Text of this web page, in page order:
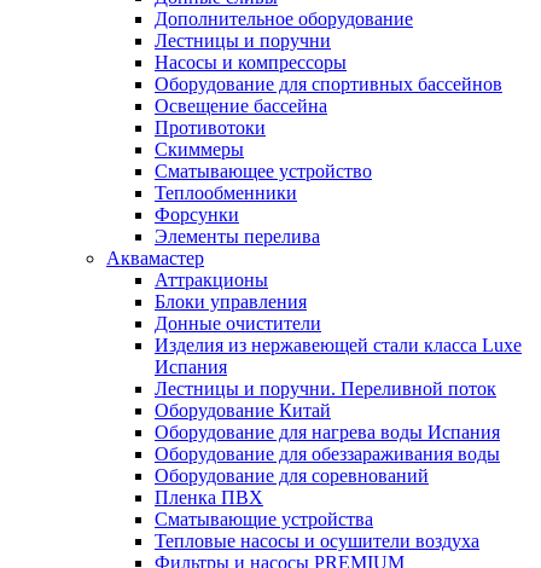
Дополнительное оборудование
Лестницы и поручни
Насосы и компрессоры
Оборудование для спортивных бассейнов
Освещение бассейна
Противотоки
Скиммеры
Сматывающее устройство
Теплообменники
Форсунки
Элементы перелива
Аквамастер
Аттракционы
Блоки управления
Донные очистители
Изделия из нержавеющей стали класса Luxe
Испания
Лестницы и поручни. Переливной поток
Оборудование Китай
Оборудование для нагрева воды Испания
Оборудование для обеззараживания воды
Оборудование для соревнований
Пленка ПВХ
Сматывающие устройства
Тепловые насосы и осушители воздуха
Фильтры и насосы PREMIUM